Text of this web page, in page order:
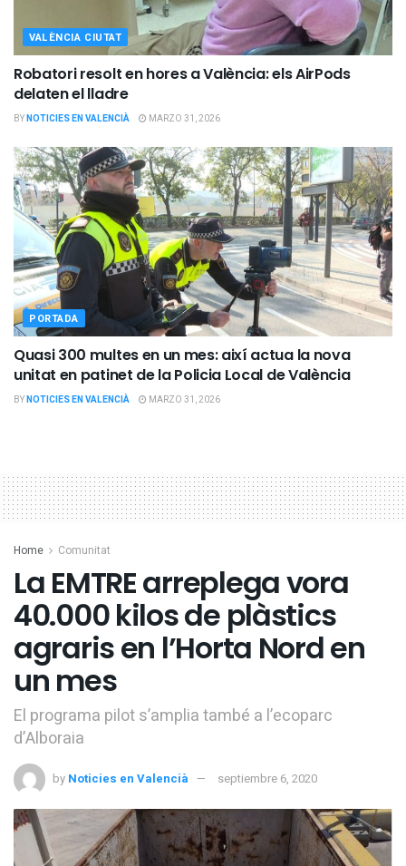
VALÈNCIA CIUTAT
Robatori resolt en hores a València: els AirPods
delaten el lladre
BYNOTICIES EN VALENCIÀ MARZO 31, 2026
PORTADA
Quasi 300 multes en un mes: així actua la nova
unitat en patinet de la Policia Local de València
BYNOTICIES EN VALENCIÀ MARZO 31, 2026
Home Comunitat
La EMTRE arreplega vora
40.000 kilos de plàstics
agraris en l’Horta Nord en
un mes
El programa pilot s’amplia també a l’ecoparc
d’Alboraia
by Noticies en Valencià septiembre 6, 2020